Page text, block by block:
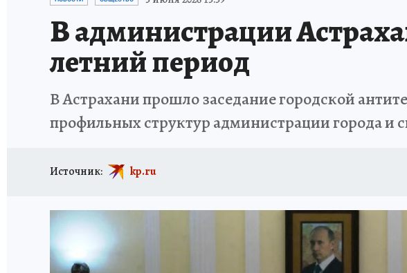
В администрации
летний период
В Астрахани прошло заседание городской
профильных структур администрации города и
Источник: kp.ru